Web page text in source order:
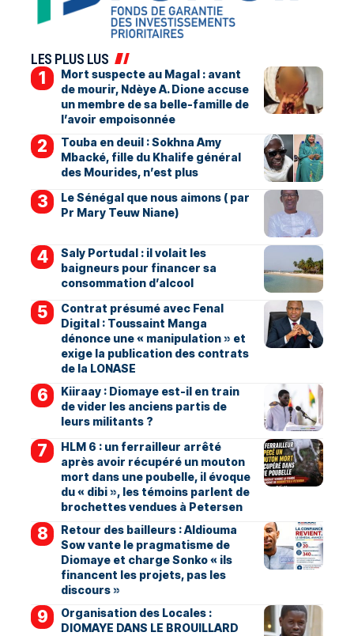
LES PLUS LUS
Mort suspecte au Magal : avant
de mourir, Ndèye A. Dione accuse
un membre de sa belle-famille de
l’avoir empoisonnée
Touba en deuil : Sokhna Amy
Mbacké, fille du Khalife général
des Mourides, n’est plus
Le Sénégal que nous aimons ( par
Pr Mary Teuw Niane)
Saly Portudal : il volait les
baigneurs pour financer sa
consommation d’alcool
Contrat présumé avec Fenal
Digital : Toussaint Manga
dénonce une « manipulation » et
exige la publication des contrats
de la LONASE
Kiiraay : Diomaye est-il en train
de vider les anciens partis de
leurs militants ?
HLM 6 : un ferrailleur arrêté
après avoir récupéré un mouton
mort dans une poubelle, il évoque
du « dibi », les témoins parlent de
brochettes vendues à Petersen
Retour des bailleurs : Aldiouma
Sow vante le pragmatisme de
Diomaye et charge Sonko « ils
financent les projets, pas les
discours »
Organisation des Locales :
DIOMAYE DANS LE BROUILLARD